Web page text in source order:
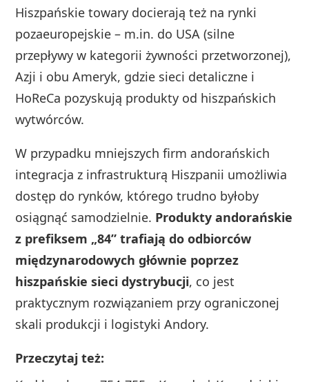
Hiszpańskie towary docierają też na rynki
pozaeuropejskie – m.in. do USA (silne
przepływy w kategorii żywności przetworzonej),
Azji i obu Ameryk, gdzie sieci detaliczne i
HoReCa pozyskują produkty od hiszpańskich
wytwórców.
W przypadku mniejszych firm andorańskich
integracja z infrastrukturą Hiszpanii umożliwia
dostęp do rynków, którego trudno byłoby
osiągnąć samodzielnie. Produkty andorańskie
z prefiksem „84” trafiają do odbiorców
międzynarodowych głównie poprzez
hiszpańskie sieci dystrybucji, co jest
praktycznym rozwiązaniem przy ograniczonej
skali produkcji i logistyki Andory.
Przeczytaj też: